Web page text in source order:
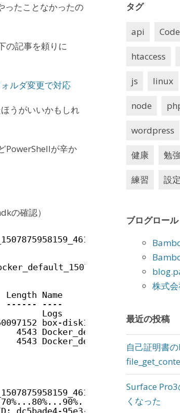
たことなかったの
の記事を頼りに
ルダ変更で対応
うがいいかもしれ
PowerShellが辛か
の確認）
dir
Length Name
------ ----
Logs
box-disk1.vmdk
4543
4543
&
95e3-41b6-ba02-
タグ
api
htaccess
js linux
node
wordpress
健康 勉強
練習 設定
ブログロール
株式
最近の投稿
自己証明書
Surface
くなった